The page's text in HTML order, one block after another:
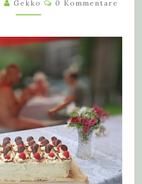
Gekko 0 Kommentare